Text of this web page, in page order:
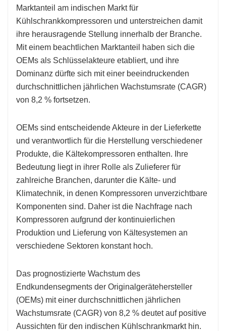
Marktanteil am indischen Markt für
Kühlschrankkompressoren und unterstreichen damit
ihre herausragende Stellung innerhalb der Branche.
Mit einem beachtlichen Marktanteil haben sich die
OEMs als Schlüsselakteure etabliert, und ihre
Dominanz dürfte sich mit einer beeindruckenden
durchschnittlichen jährlichen Wachstumsrate (CAGR)
von 8,2 % fortsetzen.
OEMs sind entscheidende Akteure in der Lieferkette
und verantwortlich für die Herstellung verschiedener
Produkte, die Kältekompressoren enthalten. Ihre
Bedeutung liegt in ihrer Rolle als Zulieferer für
zahlreiche Branchen, darunter die Kälte- und
Klimatechnik, in denen Kompressoren unverzichtbare
Komponenten sind. Daher ist die Nachfrage nach
Kompressoren aufgrund der kontinuierlichen
Produktion und Lieferung von Kältesystemen an
verschiedene Sektoren konstant hoch.
Das prognostizierte Wachstum des
Endkundensegments der Originalgerätehersteller
(OEMs) mit einer durchschnittlichen jährlichen
Wachstumsrate (CAGR) von 8,2 % deutet auf positive
Aussichten für den indischen Kühlschrankmarkt hin.